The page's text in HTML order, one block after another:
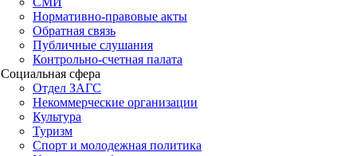
Нормативно-правовые акты
Обратная связь
Публичные слушания
Контрольно-счетная палата
Социальная сфера
Отдел ЗАГС
Некоммерческие организации
Культура
Туризм
Спорт и молодежная политика